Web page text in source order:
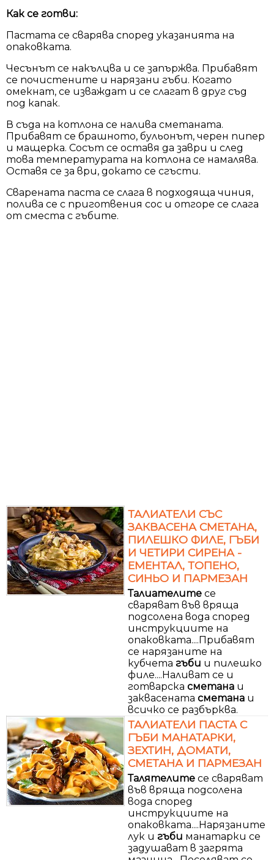
Как се готви:
Пастата се сварява според указанията на
опаковката.
Чесънът се накълцва и се запържва. Прибавят
се почистените и нарязани гъби. Когато
омекнат, се изваждат и се слагат в друг съд
под капак.
В съда на котлона се налива сметаната.
Прибавят се брашното, бульонът, черен пипер
и мащерка. Сосът се оставя да заври и след
това температурата на котлона се намалява.
Оставя се за ври, докато се сгъсти.
Сварената паста се слага в подходяща чиния,
полива се с приготвения сос и отгоре се слага
от сместа с гъбите.
ТАЛИАТЕЛИ СЪС
ЗАКВАСЕНА СМЕТАНА,
ПИЛЕШКО ФИЛЕ, ГЪБИ
И ЧЕТИРИ СИРЕНА -
ЕМЕНТАЛ, ТОПЕНО,
СИНЬО И ПАРМЕЗАН
Талиателите се
сваряват във вряща
подсолена вода според
инструкциите на
опаковката....Прибавят
се нарязаните на
кубчета гъби и пилешко
филе....Наливат се и
готварска сметана и
заквасената сметана и
всичко се разбърква.
ТАЛИАТЕЛИ ПАСТА С
ГЪБИ МАНАТАРКИ,
ЗЕХТИН, ДОМАТИ,
СМЕТАНА И ПАРМЕЗАН
Талятелите се сваряват
във вряща подсолена
вода според
инструкциите на
опаковката....Нарязаните
лук и гъби манатарки се
задушават в загрята